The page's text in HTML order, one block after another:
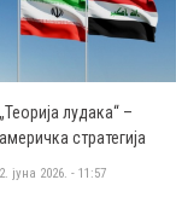
„Теорија лудака“ –
америчка стратегија
2. јуна 2026. - 11:57